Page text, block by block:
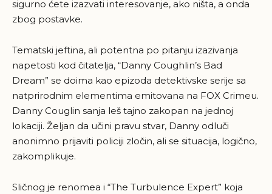
sigurno ćete izazvati interesovanje, ako ništa, a onda
zbog postavke.
Tematski jeftina, ali potentna po pitanju izazivanja
napetosti kod čitatelja, “Danny Coughlin’s Bad
Dream” se doima kao epizoda detektivske serije sa
natprirodnim elementima emitovana na FOX Crimeu.
Danny Couglin sanja leš tajno zakopan na jednoj
lokaciji. Željan da učini pravu stvar, Danny odluči
anonimno prijaviti policiji zločin, ali se situacija, logično,
zakomplikuje.
Sličnog je renomea i “The Turbulence Expert” koja